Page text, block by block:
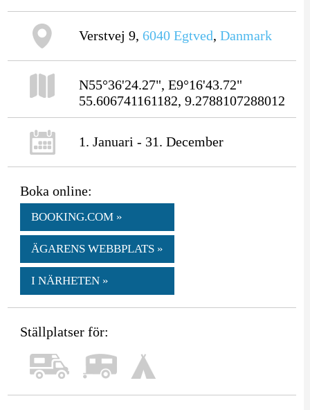
Verstvej 9, 6040 Egtved, Danmark
N55°36'24.27", E9°16'43.72"
55.606741161182, 9.2788107288012
1. Januari - 31. December
Boka online:
BOOKING.COM »
ÄGARENS WEBBPLATS »
I NÄRHETEN »
Ställplatser för: